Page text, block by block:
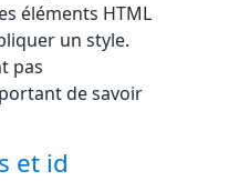
éléments HTML
un style.
pas
de savoir
et id